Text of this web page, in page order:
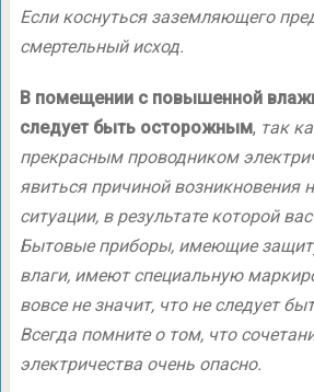
Если коснуться заземляющего
смертельный исход.
В помещении с повышенной
следует быть осторожным, так
прекрасным проводником
явиться причиной возникновения
ситуации, в результате которой
Бытовые приборы, имеющие
влаги, имеют специальную
вовсе не значит, что не следует
Всегда помните о том, что
электричества очень опасно.